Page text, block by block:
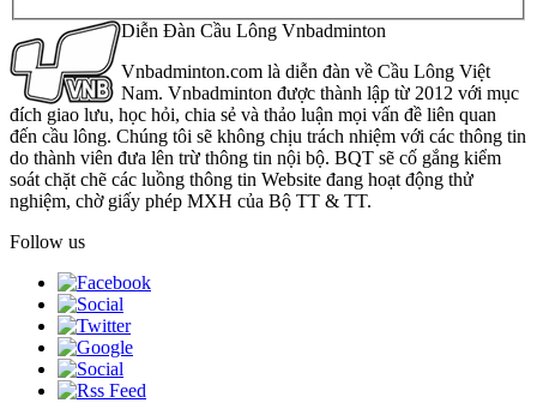
Diễn Đàn Cầu Lông Vnbadminton
Vnbadminton.com là diễn đàn về Cầu Lông Việt
Nam. Vnbadminton được thành lập từ 2012 với mục
đích giao lưu, học hỏi, chia sẻ và thảo luận mọi vấn đề liên quan
đến cầu lông. Chúng tôi sẽ không chịu trách nhiệm với các thông tin
do thành viên đưa lên trừ thông tin nội bộ. BQT sẽ cố gắng kiểm
soát chặt chẽ các luồng thông tin Website đang hoạt động thử
nghiệm, chờ giấy phép MXH của Bộ TT & TT.
Follow us